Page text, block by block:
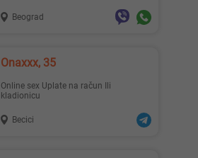
Beograd
Onaxxx, 35
Online sex Uplate na račun Ili
kladionicu
Becici